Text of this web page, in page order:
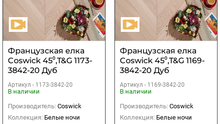
Французская елка
Coswick 45⁰,T&G 1173-
3842-20 Дуб
Акварельный белый
рустикальный 1
Артикул - 1173-3842-20
В наличии
Производитель: Coswick
Коллекция: Белые ночи
Французская елка
Coswick 45⁰,T&G 1169-
3842-20 Дуб
Акварельный белый
рустикальный 1
Артикул - 1169-3842-20
В наличии
Производитель: Coswick
Коллекция: Белые ночи